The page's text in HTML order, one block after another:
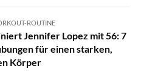
ROUTINE
Jennifer Lopez mit 56: 7
für einen starken,
Körper